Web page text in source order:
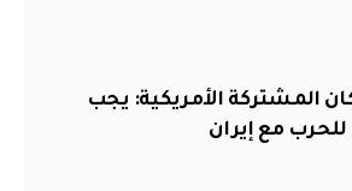
المشتركة الأمريكية: يجب
مع إيران